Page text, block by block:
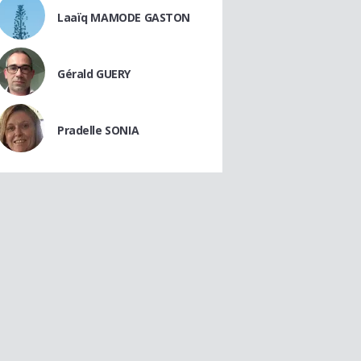
Laaïq MAMODE GASTON
Gérald GUERY
Pradelle SONIA